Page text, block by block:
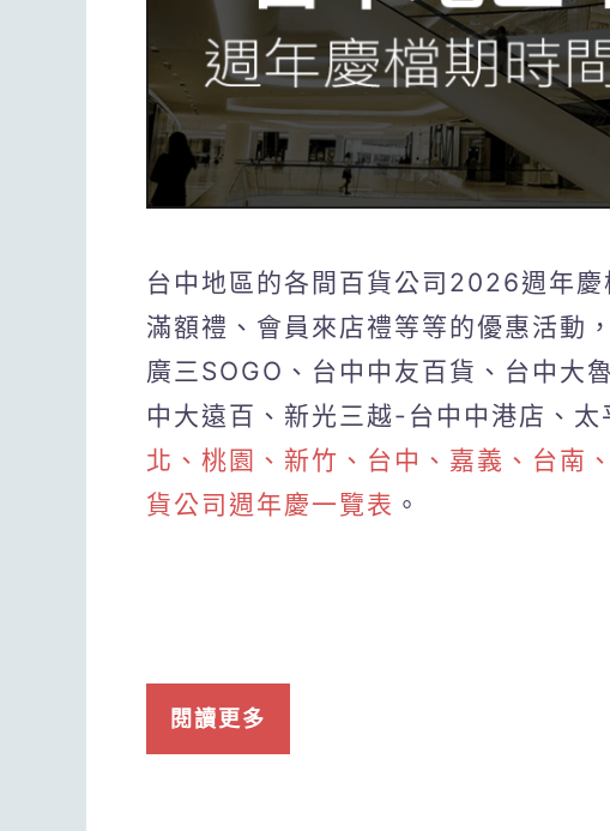
台中地區的各間百貨公司2026週年慶
滿額禮、會員來店禮等等的優惠活動
廣三SOGO、台中中友百貨、台中大
中大遠百、新光三越-台中中港店、
北、桃園、新竹、台中、嘉義、台南
貨公司週年慶一覽表 。
閱讀更多